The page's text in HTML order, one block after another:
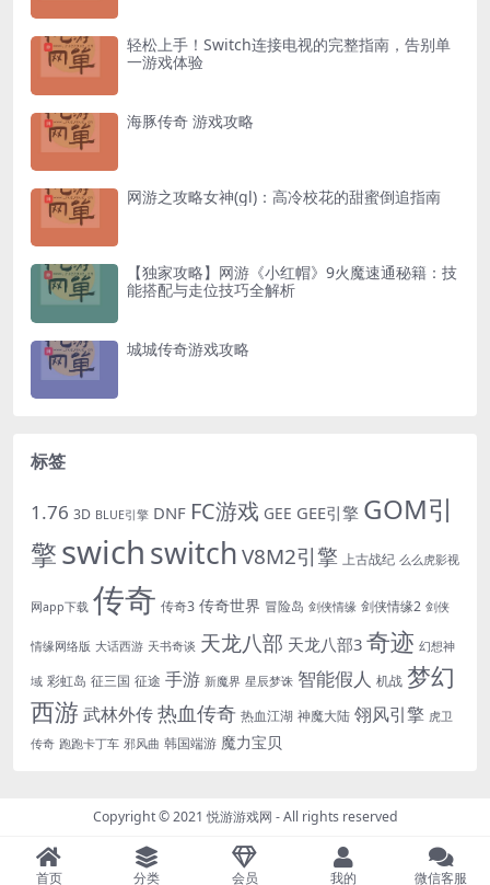
轻松上手！Switch连接电视的完整指南，告别单
一游戏体验
海豚传奇 游戏攻略
网游之攻略女神(gl)：高冷校花的甜蜜倒追指南
【独家攻略】网游《小红帽》9火魔速通秘籍：技
能搭配与走位技巧全解析
城城传奇游戏攻略
标签
1.76 3D BLUE引擎 DNF FC游戏 GEE GEE引擎 GOM引
擎swichswitchV8M2引擎 上古战纪 么么虎影视
网app下载 传奇 传奇3 传奇世界 冒险岛 剑侠情缘 剑侠情缘2 剑侠
情缘网络版 大话西游 天书奇谈 天龙八部 天龙八部3 奇迹 幻想神
域 彩虹岛 征三国 征途 手游 新魔界 星辰梦诛 智能假人 机战 梦幻
西游 武林外传热血传奇 热血江湖 神魔大陆 翎风引擎 虎卫
传奇 跑跑卡丁车 邪风曲 韩国端游 魔力宝贝
Copyright © 2021悦游游戏网 - All rights reserved
首页 分类 会员 我的 微信客服